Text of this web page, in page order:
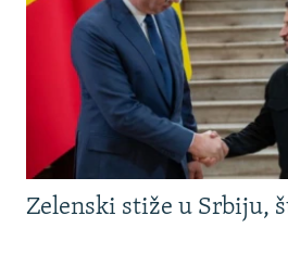
Zelenski stiže u Srbiju,